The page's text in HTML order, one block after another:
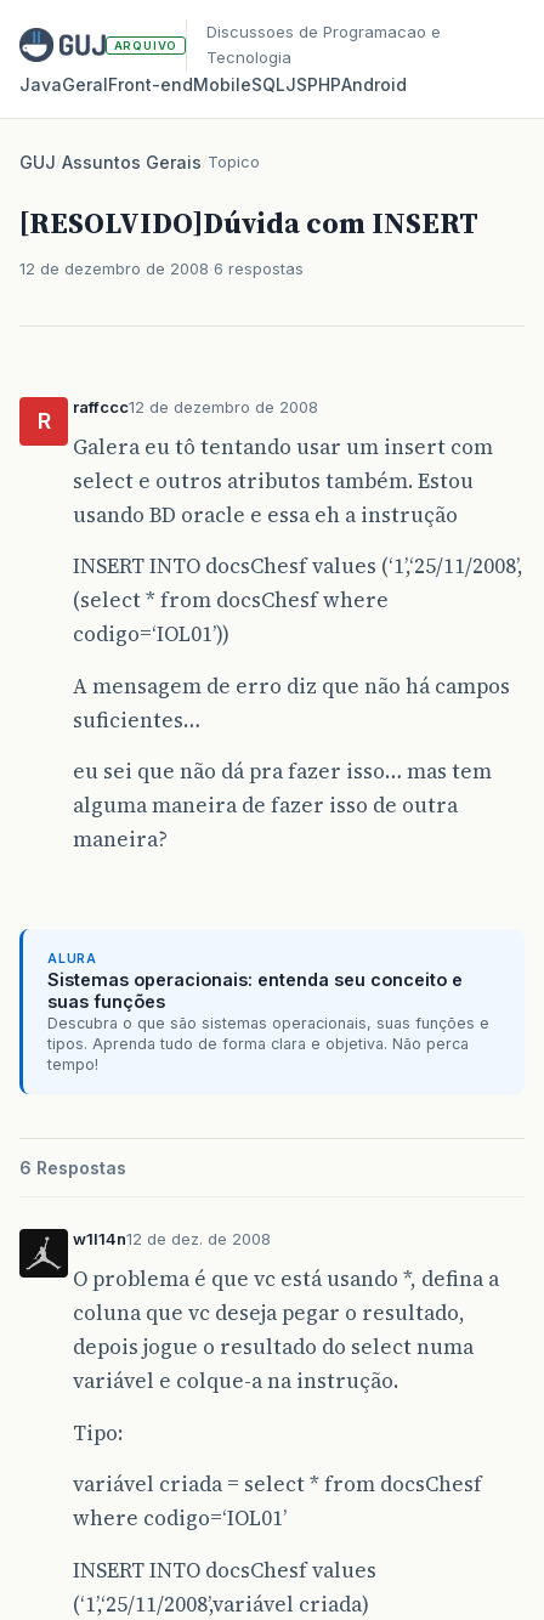
ARQUIVO
Discussoes de Programacao e
Tecnologia
JavaGeralFront‑endMobileSQLJSPHPAndroid
GUJ/Assuntos Gerais/Topico
[RESOLVIDO]Dúvida com INSERT
12 de dezembro de 2008 6 respostas
R
raffccc12 de dezembro de 2008
Galera eu tô tentando usar um insert com
select e outros atributos também. Estou
usando BD oracle e essa eh a instrução
INSERT INTO docsChesf values (‘1’,‘25/11/2008’,
(select * from docsChesf where
codigo=‘IOL01’))
A mensagem de erro diz que não há campos
suficientes…
eu sei que não dá pra fazer isso… mas tem
alguma maneira de fazer isso de outra
maneira?
ALURA
Sistemas operacionais: entenda seu conceito e
suas funções
Descubra o que são sistemas operacionais, suas funções e
tipos. Aprenda tudo de forma clara e objetiva. Não perca
tempo!
6 Respostas
w1l14n12 de dez. de 2008
O problema é que vc está usando *, defina a
coluna que vc deseja pegar o resultado,
depois jogue o resultado do select numa
variável e colque-a na instrução.
Tipo:
variável criada = select * from docsChesf
where codigo=‘IOL01’
INSERT INTO docsChesf values
(‘1’,‘25/11/2008’,variável criada)